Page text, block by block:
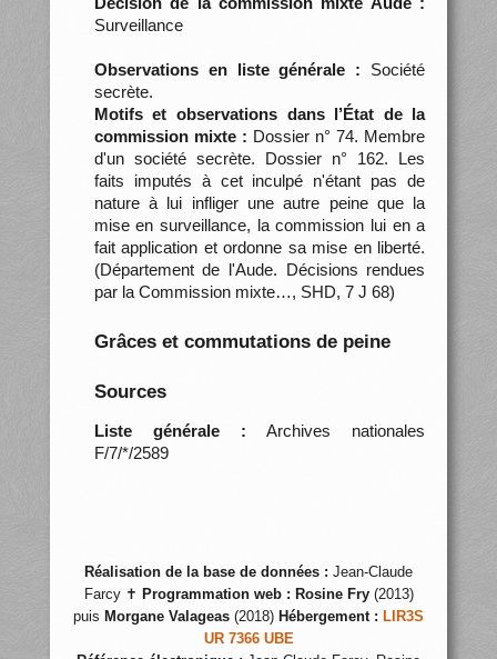
Surveillance
Observations en liste générale : Société
secrète.
Motifs et observations dans l’État de la
commission mixte : Dossier n° 74. Membre
d'un société secrète. Dossier n° 162. Les
faits imputés à cet inculpé n'étant pas de
nature à lui infliger une autre peine que la
mise en surveillance, la commission lui en a
fait application et ordonne sa mise en liberté.
(Département de l'Aude. Décisions rendues
par la Commission mixte…, SHD, 7 J 68)
Grâces et commutations de peine
Sources
Liste générale : Archives nationales
F/7/*/2589
Réalisation de la base de données : Jean-Claude
Farcy ✝ Programmation web : Rosine Fry(2013)
puis Morgane Valageas (2018) Hébergement : LIR3S
UR 7366 UBE